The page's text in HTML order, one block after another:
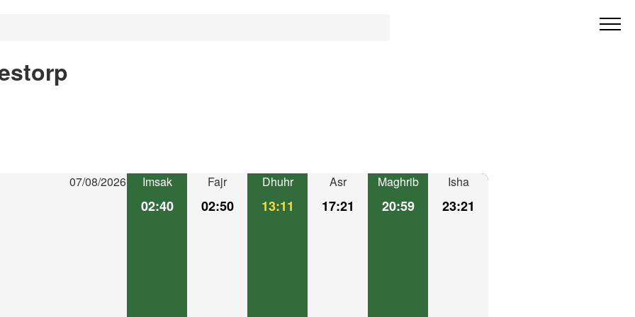
07/08/2026 Imsak
02:40
Fajr
02:50
Dhuhr
13:11
Asr
17:21
Maghrib
20:59
Isha
23:21